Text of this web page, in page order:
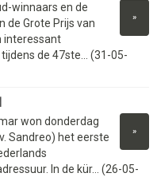
»
winnaars en de
de Grote Prijs van
interessant
de 47ste... (31-05-
»
won donderdag
Sandreo) het eerste
In de kür... (26-05-